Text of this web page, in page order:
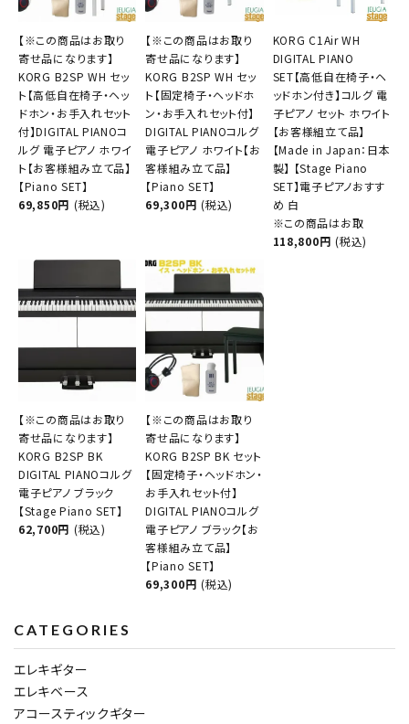
【※この商品はお取り
寄せ品になります】
KORG B2SP WH セッ
ト【高低自在椅子・ヘッ
ドホン・お手入れセット
付】DIGITAL PIANOコ
ルグ 電子ピアノ ホワイ
ト【お客様組み立て品】
【Piano SET】
69,850円 (税込)
【※この商品はお取り
寄せ品になります】
KORG B2SP WH セッ
ト【固定椅子・ヘッドホ
ン・お手入れセット付】
DIGITAL PIANOコルグ
電子ピアノ ホワイト【お
客様組み立て品】
【Piano SET】
69,300円 (税込)
KORG C1Air WH
DIGITAL PIANO
SET【高低自在椅子・ヘ
ッドホン付き】コルグ 電
子ピアノ セット ホワイト
【お客様組立て品】
【Made in Japan：日本
製】 【Stage Piano
SET】電子ピアノおすす
め 白
※この商品はお取
118,800円 (税込)
【※この商品はお取り
寄せ品になります】
KORG B2SP BK
DIGITAL PIANOコルグ
電子ピアノ ブラック
【Stage Piano SET】
62,700円 (税込)
【※この商品はお取り
寄せ品になります】
KORG B2SP BK セット
【固定椅子・ヘッドホン・
お手入れセット付】
DIGITAL PIANOコルグ
電子ピアノ ブラック【お
客様組み立て品】
【Piano SET】
69,300円 (税込)
CATEGORIES
エレキギター
エレキベース
アコースティックギター